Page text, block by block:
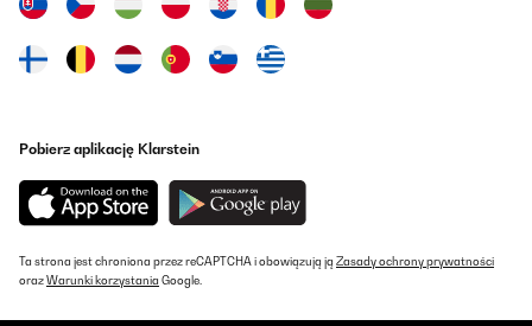
Pobierz aplikację Klarstein
Ta strona jest chroniona przez reCAPTCHA i obowiązują ją Zasady ochrony prywatności
orazWarunki korzystania Google.